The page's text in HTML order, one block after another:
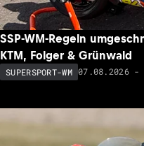
SSP-WM-Regeln
KTM, Folger & Grünwald
SUPERSPORT-WM 07.08.2026 -